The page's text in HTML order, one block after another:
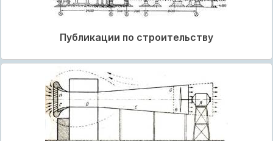
Публикации по строительству